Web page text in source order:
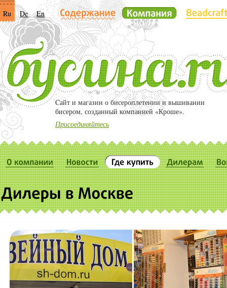
Ru De En
Cайт и магазин о бисероплетении и вышивании
бисером, созданный компанией «Кроше».
Присоединяйтесь